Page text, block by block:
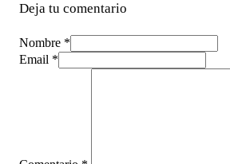
Deja tu comentario
Nombre *
Email *